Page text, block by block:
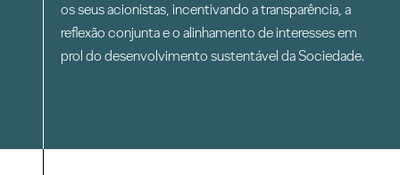
os seus acionistas, incentivando a transparência, a
reflexão conjunta e o alinhamento de interesses em
prol do desenvolvimento sustentável da Sociedade.